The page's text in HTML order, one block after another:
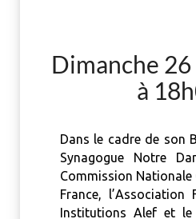
Dimanche
à
Dans le cadre de son
Synagogue Notre
Commission Nationale
France, l’Association
Institutions Alef et le